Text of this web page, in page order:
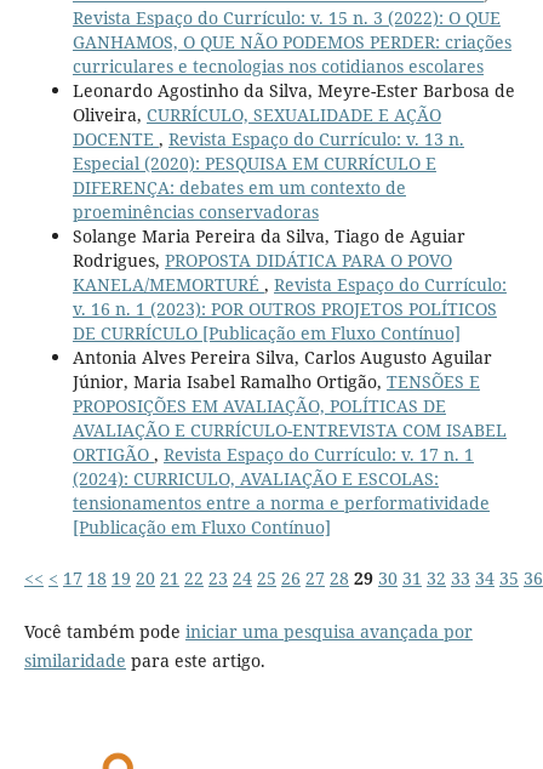
Revista Espaço do Currículo: v. 15 n. 3 (2022): O QUE
GANHAMOS, O QUE NÃO PODEMOS PERDER: criações
curriculares e tecnologias nos cotidianos escolares
Leonardo Agostinho da Silva, Meyre-Ester Barbosa de
Oliveira, CURRÍCULO, SEXUALIDADE E AÇÃO
DOCENTE , Revista Espaço do Currículo: v. 13 n.
Especial (2020): PESQUISA EM CURRÍCULO E
DIFERENÇA: debates em um contexto de
proeminências conservadoras
Solange Maria Pereira da Silva, Tiago de Aguiar
Rodrigues, PROPOSTA DIDÁTICA PARA O POVO
KANELA/MEMORTURÉ , Revista Espaço do Currículo:
v. 16 n. 1 (2023): POR OUTROS PROJETOS POLÍTICOS
DE CURRÍCULO [Publicação em Fluxo Contínuo]
Antonia Alves Pereira Silva, Carlos Augusto Aguilar
Júnior, Maria Isabel Ramalho Ortigão, TENSÕES E
PROPOSIÇÕES EM AVALIAÇÃO, POLÍTICAS DE
AVALIAÇÃO E CURRÍCULO-ENTREVISTA COM ISABEL
ORTIGÃO , Revista Espaço do Currículo: v. 17 n. 1
(2024): CURRICULO, AVALIAÇÃO E ESCOLAS:
tensionamentos entre a norma e performatividade
[Publicação em Fluxo Contínuo]
<< < 17 18 19 20 21 22 23 24 25 26 27 28 29 30 31 32 33 34 35 36
Você também pode iniciar uma pesquisa avançada por
similaridade para este artigo.